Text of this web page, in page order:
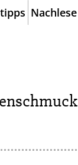
Nachlese